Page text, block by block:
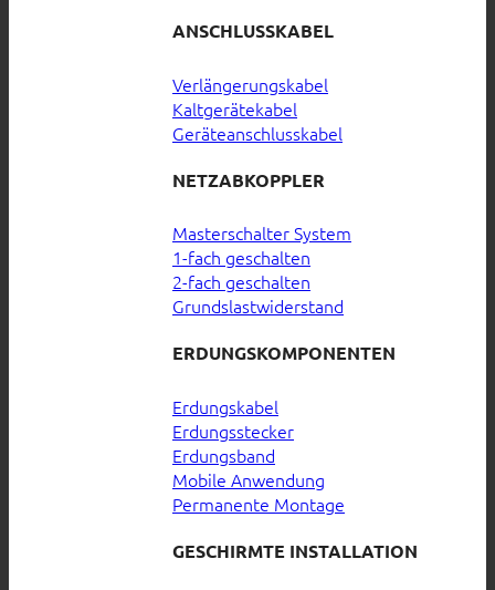
ANSCHLUSSKABEL
Verlängerungskabel
Kaltgerätekabel
Geräteanschlusskabel
NETZABKOPPLER
Masterschalter System
1-fach geschalten
2-fach geschalten
Grundslastwiderstand
ERDUNGSKOMPONENTEN
Erdungskabel
Erdungsstecker
Erdungsband
Mobile Anwendung
Permanente Montage
GESCHIRMTE INSTALLATION